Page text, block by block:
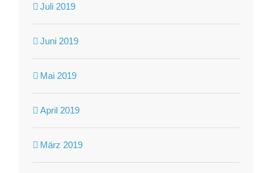
Juli 2019
Juni 2019
Mai 2019
April 2019
März 2019